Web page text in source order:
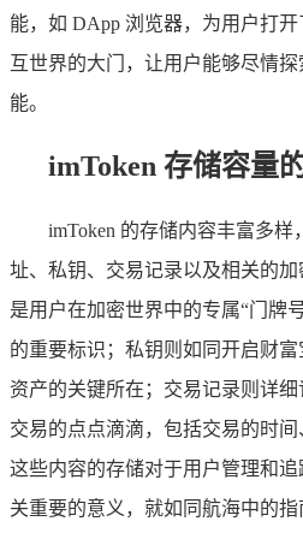
能，如 DApp 浏览器，为用户打
互世界的大门，让用户能够尽情
能。
imToken 存储容量
imToken 的存储内容丰富多
址、私钥、交易记录以及相关的
是用户在加密世界中的专属“门牌
的重要标识；私钥则如同开启财
资产的关键所在；交易记录则详
交易的点点滴滴，包括交易的时间
这些内容的存储对于用户管理和
关重要的意义，就如同航海中的